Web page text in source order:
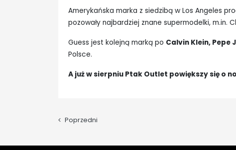
Amerykańska marka z siedzibą w Los Angeles
pozowały najbardziej znane supermodelki, m.in.
Guess jest kolejną marką po Calvin Klein, Pepe
Polsce.
A już w sierpniu Ptak Outlet powiększy się o
Poprzedni